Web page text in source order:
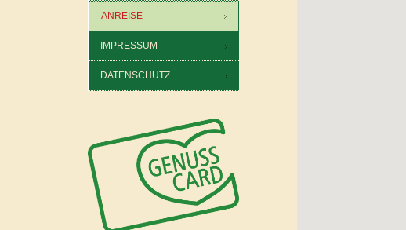
ANREISE
IMPRESSUM
DATENSCHUTZ